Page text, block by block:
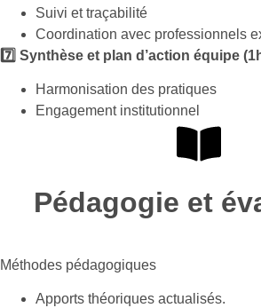
Suivi et traçabilité
Coordination avec professionnels
7️⃣ Synthèse et plan d’action équipe
Harmonisation des pratiques
Engagement institutionnel
Pédagogie et
Méthodes pédagogiques
Apports théoriques actualisés.